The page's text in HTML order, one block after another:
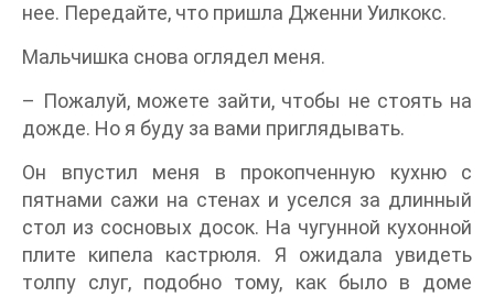
нее. Передайте, что пришла Дженни Уилкокс.
Мальчишка снова оглядел меня.
– Пожалуй, можете зайти, чтобы не стоять на
дожде. Но я буду за вами приглядывать.
Он впустил меня в прокопченную кухню с
пятнами сажи на стенах и уселся за длинный
стол из сосновых досок. На чугунной кухонной
плите кипела кастрюля. Я ожидала увидеть
толпу слуг, подобно тому, как было в доме